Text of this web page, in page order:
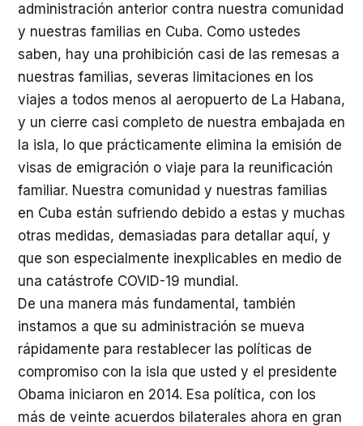
administración anterior contra nuestra comunidad
y nuestras familias en Cuba. Como ustedes
saben, hay una prohibición casi de las remesas a
nuestras familias, severas limitaciones en los
viajes a todos menos al aeropuerto de La Habana,
y un cierre casi completo de nuestra embajada en
la isla, lo que prácticamente elimina la emisión de
visas de emigración o viaje para la reunificación
familiar. Nuestra comunidad y nuestras familias
en Cuba están sufriendo debido a estas y muchas
otras medidas, demasiadas para detallar aquí, y
que son especialmente inexplicables en medio de
una catástrofe COVID-19 mundial.
De una manera más fundamental, también
instamos a que su administración se mueva
rápidamente para restablecer las políticas de
compromiso con la isla que usted y el presidente
Obama iniciaron en 2014. Esa política, con los
más de veinte acuerdos bilaterales ahora en gran